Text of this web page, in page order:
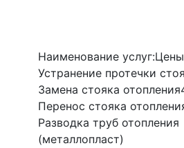
Наименование услуг:
Устранение протечки
Замена стояка отопления
Перенос стояка
Разводка труб отопления
(металлопласт)